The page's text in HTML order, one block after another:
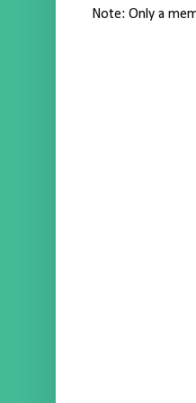
Note: Only a